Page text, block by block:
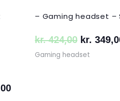
– Gaming headset –
kr.424,00 kr.
Gaming headset